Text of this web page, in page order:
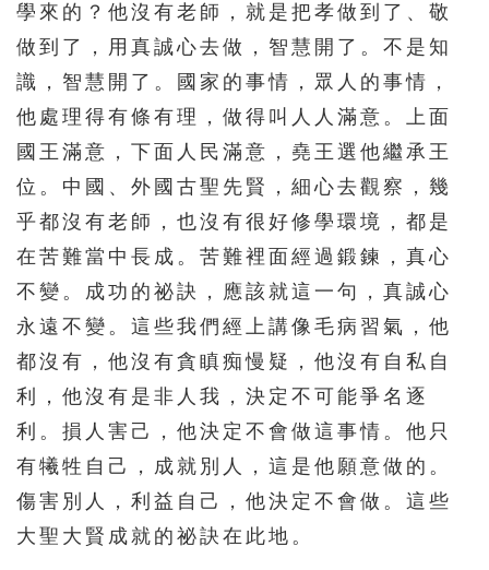
學來的？他沒有老師，就是把孝做到了、敬
做到了，用真誠心去做，智慧開了。不是知
識，智慧開了。國家的事情，眾人的事情，
他處理得有條有理，做得叫人人滿意。上面
國王滿意，下面人民滿意，堯王選他繼承王
位。中國、外國古聖先賢，細心去觀察，幾
乎都沒有老師，也沒有很好修學環境，都是
在苦難當中長成。苦難裡面經過鍛鍊，真心
不變。成功的祕訣，應該就這一句，真誠心
永遠不變。這些我們經上講像毛病習氣，他
都沒有，他沒有貪瞋痴慢疑，他沒有自私自
利，他沒有是非人我，決定不可能爭名逐
利。損人害己，他決定不會做這事情。他只
有犧牲自己，成就別人，這是他願意做的。
傷害別人，利益自己，他決定不會做。這些
大聖大賢成就的祕訣在此地。